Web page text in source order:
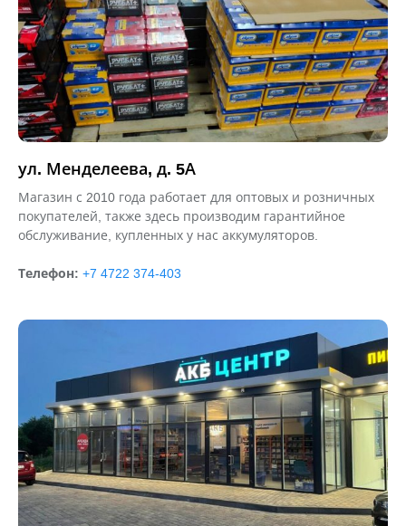
ул. Менделеева, д. 5А
Магазин с 2010 года работает для оптовых и розничных
покупателей, также здесь производим гарантийное
обслуживание, купленных у нас аккумуляторов.
Телефон: +7 4722 374-403